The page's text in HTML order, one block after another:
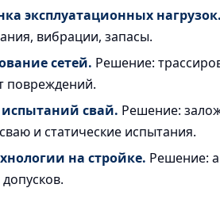
эксплуатационных
вибрации, запасы.
сетей. Решение:
повреждений.
испытаний свай. Решение:
и статические испытания.
на стройке. Решение: